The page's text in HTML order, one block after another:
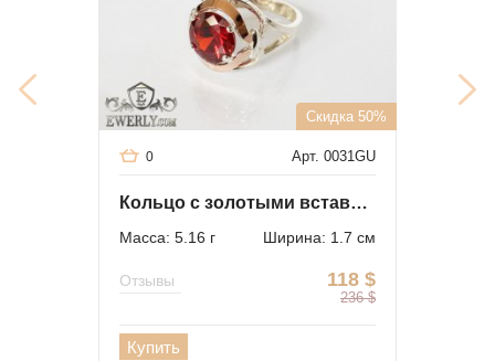
Скидка 50%
Арт. 0031GU
0
Кольцо с золотыми вставками и фианитом (гранатовый цвет)
Масса: 5.16 г Ширина: 1.7 см
118 $
236 $
Отзывы
Купить